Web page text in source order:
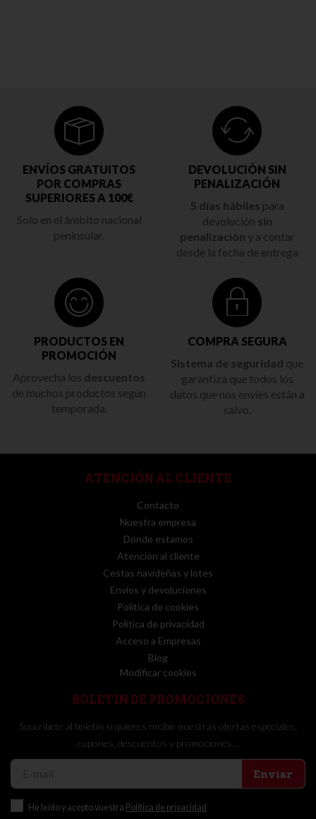
ENVÍOS GRATUITOS
POR COMPRAS
SUPERIORES A 100€
Solo en el ámbito nacional
peninsular.
DEVOLUCIÓN SIN
PENALIZACIÓN
5 días hábiles para
devolución sin
penalización y a contar
desde la fecha de entrega
PRODUCTOS EN
PROMOCIÓN
Aprovecha los descuentos
de muchos productos según
temporada.
COMPRA SEGURA
Sistema de seguridad que
garantiza que todos los
datos que nos envíes están a
salvo.
ATENCIÓN AL CLIENTE
Contacto
Nuestra empresa
Dónde estamos
Atención al cliente
Cestas navideñas y lotes
Envíos y devoluciones
Política de cookies
Política de privacidad
Acceso a Empresas
Blog
Modificar cookies
BOLETÍN DE PROMOCIONES
Suscríbete al boletín si quieres recibir nuestras ofertas especiales,
cupones, descuentos y promociones…
Enviar
He leído y acepto vuestra Política de privacidad